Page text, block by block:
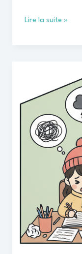
Lire la suite »